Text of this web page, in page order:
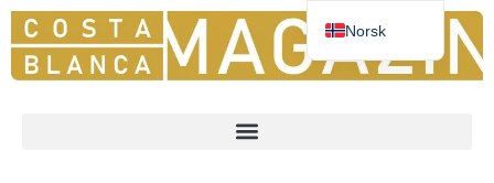
Norsk
Deutsch